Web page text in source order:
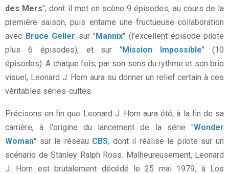
des Mers", dont il met en scène 9 épisodes, au cours de la
première saison, puis entame une fructueuse collaboration
avec Bruce Geller sur "Mannix" (l'excellent épisode-pilote
plus 6 épisodes), et sur "Mission Impossible" (10
épisodes). A chaque fois, par son sens du rythme et son brio
visuel, Leonard J. Horn aura su donner un relief certain à ces
véritables séries-cultes.
Précisons en fin que Leonard J. Horn aura été, à la fin de sa
carrière, à l'origine du lancement de la série "Wonder
Woman" sur le réseau CBS, dont il réalise le pilote sur un
scénario de Stanley Ralph Ross. Malheureusement, Leonard
J. Horn est brutalement décédé le 25 mai 1979, à Los